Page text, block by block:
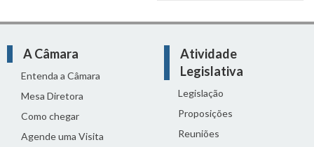
A Câmara
Entenda a Câmara
Mesa Diretora
Como chegar
Agende uma Visita
Atividade
Legislativa
Legislação
Proposições
Reuniões